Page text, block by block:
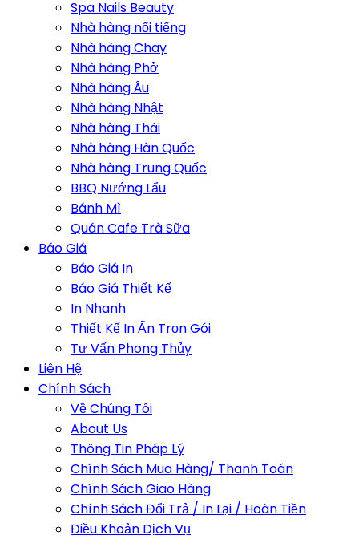
Spa Nails Beauty
Nhà hàng nổi tiếng
Nhà hàng Chay
Nhà hàng Phở
Nhà hàng Âu
Nhà hàng Nhật
Nhà hàng Thái
Nhà hàng Hàn Quốc
Nhà hàng Trung Quốc
BBQ Nướng Lẩu
Bánh Mì
Quán Cafe Trà Sữa
Báo Giá
Báo Giá In
Báo Giá Thiết Kế
In Nhanh
Thiết Kế In Ấn Trọn Gói
Tư Vấn Phong Thủy
Liên Hệ
Chính Sách
Về Chúng Tôi
About Us
Thông Tin Pháp Lý
Chính Sách Mua Hàng/ Thanh Toán
Chính Sách Giao Hàng
Chính Sách Đổi Trả / In Lại / Hoàn Tiền
Điều Khoản Dịch Vụ